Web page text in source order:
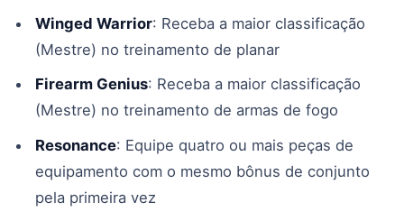
Winged Warrior: Receba a maior classificação
(Mestre) no treinamento de planar
Firearm Genius: Receba a maior classificação
(Mestre) no treinamento de armas de fogo
Resonance: Equipe quatro ou mais peças de
equipamento com o mesmo bônus de conjunto
pela primeira vez